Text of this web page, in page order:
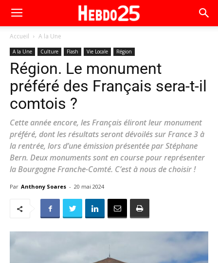
Accueil A la Une
A la Une Culture Flash Vie Locale Région
Région. Le monument
préféré des Français sera-t-il
comtois ?
Cette année encore, les Français éliront leur monument
préféré, dont les résultats seront dévoilés sur France 3 à
la rentrée, lors d’une émission présentée par Stéphane
Bern. Deux monuments sont en course pour représenter
la Bourgogne Franche-Comté. C’est à nous de choisir !
Par Anthony Soares - 20 mai 2024